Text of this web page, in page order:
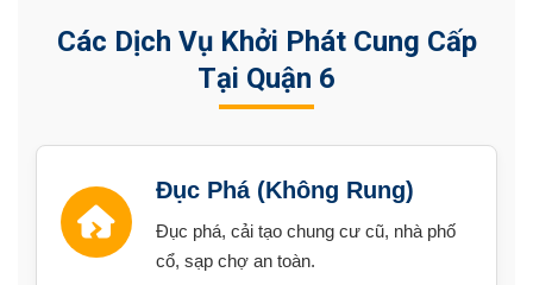
Các Dịch Vụ Khởi Phát Cung Cấp
Tại Quận 6
Đục Phá (Không Rung)
Đục phá, cải tạo chung cư cũ, nhà phố
cổ, sạp chợ an toàn.